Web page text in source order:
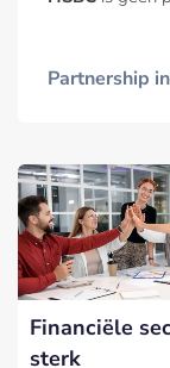
Partnership
Financiële
sterk